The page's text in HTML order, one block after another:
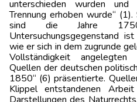
unterschieden wurden
Trennung erhoben wurde“
sind die Jahre
Untersuchungsgegenstand
wie er sich in dem zugrunde
Vollständigkeit
Quellen der deutschen
1850“ (6) präsentierte.
Klippel entstandenen